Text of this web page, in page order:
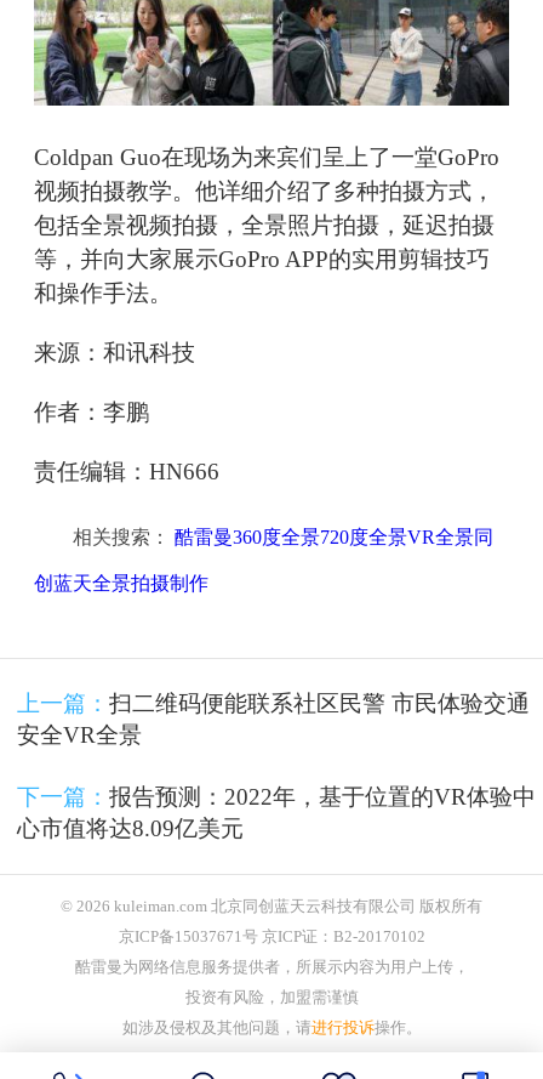
Coldpan Guo在现场为来宾们呈上了一堂GoPro
视频拍摄教学。他详细介绍了多种拍摄方式，
包括全景视频拍摄，全景照片拍摄，延迟拍摄
等，并向大家展示GoPro APP的实用剪辑技巧
和操作手法。
来源：和讯科技
作者：李鹏
责任编辑：HN666
相关搜索： 酷雷曼360度全景720度全景VR全景同
创蓝天全景拍摄制作
上一篇： 扫二维码便能联系社区民警 市民体验交通
安全VR全景
下一篇： 报告预测：2022年，基于位置的VR体验中
心市值将达8.09亿美元
© 2026 kuleiman.com 北京同创蓝天云科技有限公司 版权所有
京ICP备15037671号 京ICP证：B2-20170102
酷雷曼为网络信息服务提供者，所展示内容为用户上传，
投资有风险，加盟需谨慎
如涉及侵权及其他问题，请进行投诉操作。